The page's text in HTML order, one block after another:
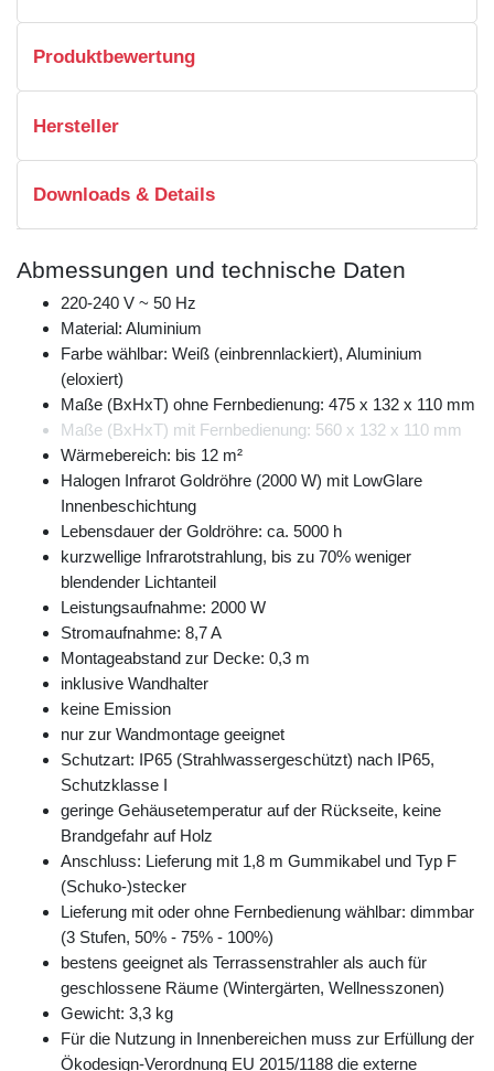
Produktbewertung
Hersteller
Downloads & Details
Abmessungen und technische Daten
220-240 V ~ 50 Hz
Material: Aluminium
Farbe wählbar: Weiß (einbrennlackiert), Aluminium
(eloxiert)
Maße (BxHxT) ohne Fernbedienung: 475 x 132 x 110 mm
Maße (BxHxT) mit Fernbedienung: 560 x 132 x 110 mm
Wärmebereich: bis 12 m²
Halogen Infrarot Goldröhre (2000 W) mit LowGlare
Innenbeschichtung
Lebensdauer der Goldröhre: ca. 5000 h
kurzwellige Infrarotstrahlung, bis zu 70% weniger
blendender Lichtanteil
Leistungsaufnahme: 2000 W
Stromaufnahme: 8,7 A
Montageabstand zur Decke: 0,3 m
inklusive Wandhalter
keine Emission
nur zur Wandmontage geeignet
Schutzart: IP65 (Strahlwassergeschützt) nach IP65,
Schutzklasse I
geringe Gehäusetemperatur auf der Rückseite, keine
Brandgefahr auf Holz
Anschluss: Lieferung mit 1,8 m Gummikabel und Typ F
(Schuko-)stecker
Lieferung mit oder ohne Fernbedienung wählbar: dimmbar
(3 Stufen, 50% - 75% - 100%)
bestens geeignet als Terrassenstrahler als auch für
geschlossene Räume (Wintergärten, Wellnesszonen)
Gewicht: 3,3 kg
Für die Nutzung in Innenbereichen muss zur Erfüllung der
Ökodesign-Verordnung EU 2015/1188 die externe